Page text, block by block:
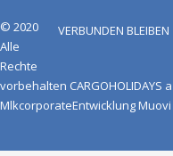
VERBUNDEN BLEIBEN
© 2020
Alle
Rechte
vorbehalten CARGOHOLIDAYS a
MlkcorporateEntwicklungMuovi